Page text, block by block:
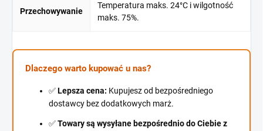
Przechowywanie
Temperatura maks. 24°C i wilgotność
maks. 75%.
Dlaczego warto kupować u nas?
✅Lepsza cena: Kupujesz od bezpośredniego
dostawcy bez dodatkowych marż.
✅Towary są wysyłane bezpośrednio do Ciebie z